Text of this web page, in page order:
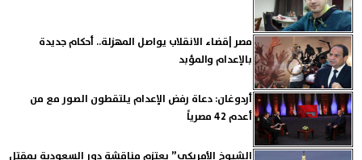
مصر |قضاء الانقلاب يواصل المهزلة.. أحكام جديدة
بالإعدام والمؤبد
أردوغان: دعاة رفض الإعدام يلتقطون الصور مع من
أعدم 42 مصرياً
الشيوخ الأمريكي” يعتزم مناقشة دور السعودية بمقتل